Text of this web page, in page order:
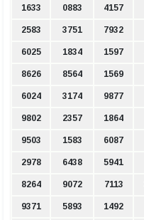
1633 0883 4157
2583 3751 7932
6025 1834 1597
8626 8564 1569
6024 3174 9877
9802 2357 1864
9503 1583 6087
2978 6438 5941
8264 9072 7113
9371 5893 1492